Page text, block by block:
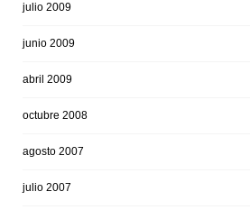
julio 2009
junio 2009
abril 2009
octubre 2008
agosto 2007
julio 2007